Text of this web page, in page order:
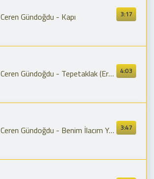
3:17
Ceren Gündoğdu - Kapı
4:03
Ceren Gündoğdu - Tepetaklak (Erkenci Kuş 11. Bölüm)
3:47
Ceren Gündoğdu - Benim İlacım Yok (Canlı Akustik)